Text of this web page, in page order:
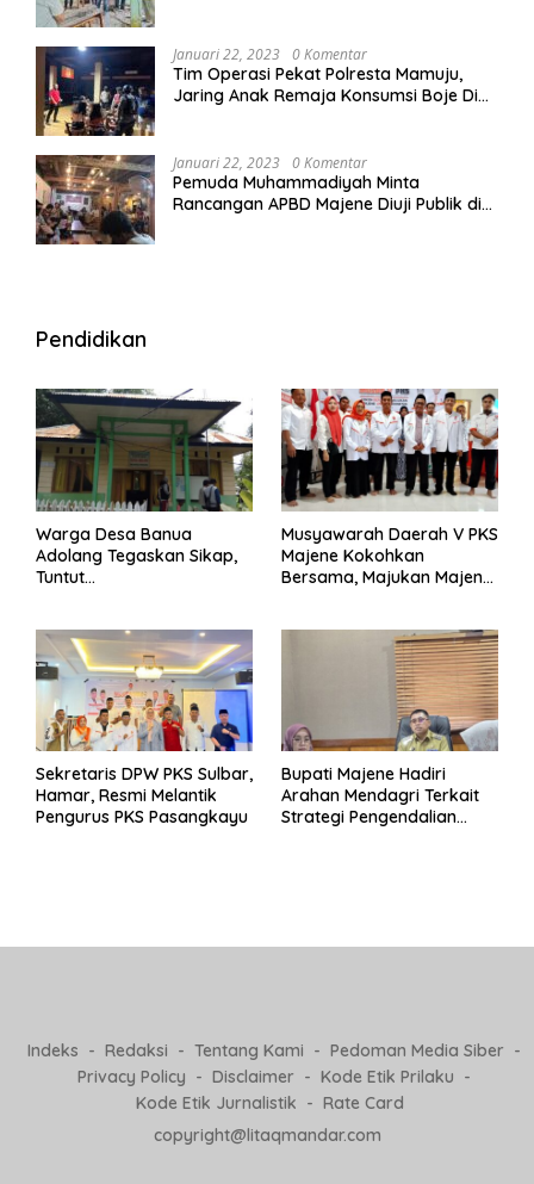
Januari 22, 2023 0 Komentar
Tim Operasi Pekat Polresta Mamuju,
Jaring Anak Remaja Konsumsi Boje Di
Januari 22, 2023 0 Komentar
Pemuda Muhammadiyah Minta
Rancangan APBD Majene Diuji Publik di
Pendidikan
Warga Desa Banua
Adolang Tegaskan Sikap,
Tuntut
Musyawarah Daerah V PKS
Majene Kokohkan
Bersama, Majukan Majene
Sekretaris DPW PKS Sulbar,
Hamar, Resmi Melantik
Pengurus PKS Pasangkayu
Bupati Majene Hadiri
Arahan Mendagri Terkait
Strategi Pengendalian
Indeks Redaksi Tentang Kami
Pedoman Media Siber
Privacy Policy
Disclaimer
Kode Etik Prilaku
Kode Etik Jurnalistik
Rate Card
copyright@litaqmandar.com